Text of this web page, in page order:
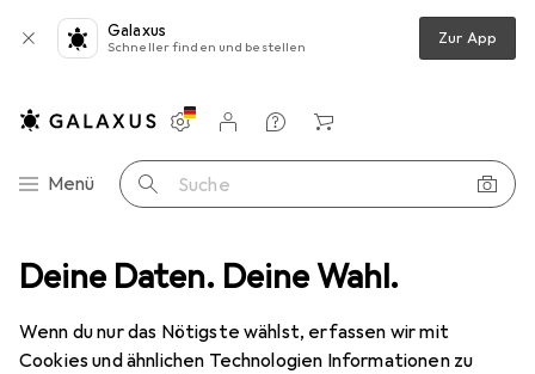
Deine Daten. Deine Wahl.
Wenn du nur das Nötigste wählst, erfassen wir mit
Cookies und ähnlichen Technologien Informationen zu
Galaxus
Schneller finden und bestellen Zur App
Navigation nach Kategorien
Menü Suche
Einstellungen
Kundenkonto
Vergleichslisten
Merklisten
Warenkorb
Peripherie Mäuse + Tastaturen Maus